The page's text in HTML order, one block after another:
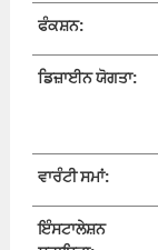
ਫੰਕਸ਼ਨ:
ਡਿਜ਼ਾਈਨ ਯੋਗਤਾ:
ਵਾਰੰਟੀ ਸਮਾਂ:
ਇੰਸਟਾਲੇਸ਼ਨ